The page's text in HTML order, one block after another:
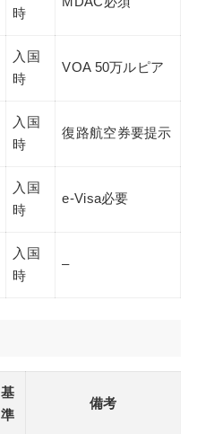
時
入国
時
VOA 50万ルピア
入国
時
復路航空券要提示
入国
時
e-Visa必要
入国
時
–
基
準
備考